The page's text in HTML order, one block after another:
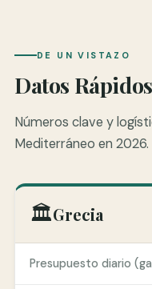
DE UN VISTAZO
Datos Rápidos
Números clave y
Mediterráneo en 2026.
🏛️Grecia
Presupuesto diario